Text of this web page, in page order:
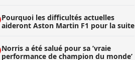
Pourquoi les difficultés actuelles
aideront Aston Martin F1 pour la suite
Norris a été salué pour sa ’vraie
performance de champion du monde’